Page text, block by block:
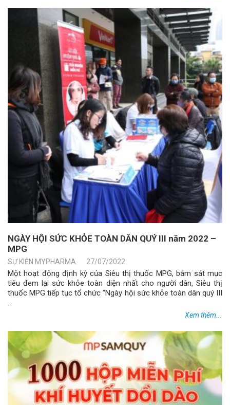
NGÀY HỘI SỨC KHỎE TOÀN DÂN QUÝ III năm 2022 –
MPG
SỰ KIỆN MYPHARMA 27/07/2022
Một hoạt động định kỳ của Siêu thị thuốc MPG, bám sát mục
tiêu đem lại sức khỏe toàn diện nhất cho người dân, Siêu thị
thuốc MPG tiếp tục tổ chức “Ngày hội sức khỏe toàn dân quý III
...
Xem thêm...